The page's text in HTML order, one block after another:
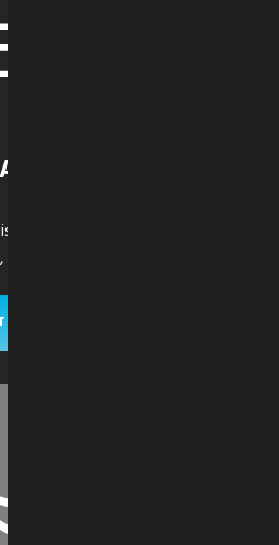
d'envois palettisés, de
et en caisse à travers le monde.
LES VOILES